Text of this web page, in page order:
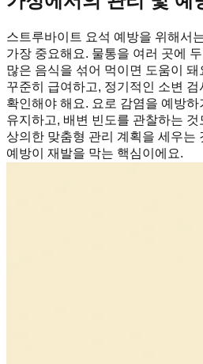
스트루바이트 요석 예방을 위해서
가장 중요해요. 물통을 여러 곳에
많은 음식을 섞어 먹이면 도움이
꾸준히 급여하고, 정기적인 소변
확인해야 해요. 요로 감염을 예방
유지하고, 배변 빈도를 관찰하는
상의한 맞춤형 관리 계획을 세우는
예방이 재발을 막는 핵심이에요.